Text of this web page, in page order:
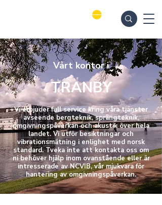
Vårt kontor i
TRANBY
Vi erbjuder full service kring våra tjänster
avseende bergteknik, sprängteknik,
omgivningspåverkan och akustik över hela
landet. Vi utför besiktningar och
vibrationsmätning i enlighet med norsk
standard. Tveka inte att kontakta oss om
ni behöver hjälp inom ovanstående eller är
intresserade av NCVIB, vår mjukvara för
hantering av omgivningspåverkan.